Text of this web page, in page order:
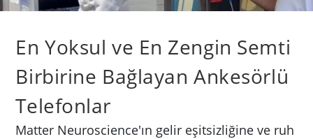
En Yoksul ve En Zengin Semti
Birbirine Bağlayan Ankesörlü
Telefonlar
Matter Neuroscience'ın gelir eşitsizliğine ve ruh